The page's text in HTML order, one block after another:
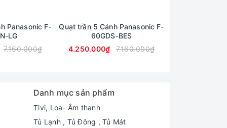
Panasonic F-
LG
7.160.000₫
Quạt trần 5 Cánh Panasonic F-
60GDS-BES
4.250.000₫
7.160.000₫
Danh mục sản phẩm
Tivi, Loa- Âm thanh
Tủ Lạnh , Tủ Đông , Tủ Mát